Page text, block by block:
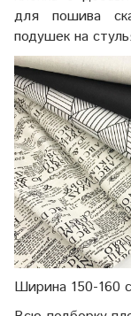
для пошива
подушек на
Ширина 150-160